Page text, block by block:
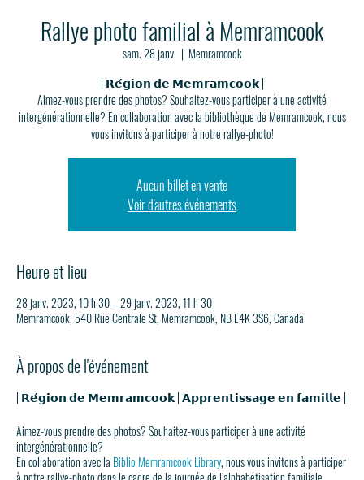
Rallye photo familial à Memramcook
sam. 28 janv.
  |
Memramcook
| 𝗥𝗲́𝗴𝗶𝗼𝗻 𝗱𝗲 𝗠𝗲𝗺𝗿𝗮𝗺𝗰𝗼𝗼𝗸 |
Aimez-vous prendre des photos? Souhaitez-vous participer à une activité
intergénérationnelle? En collaboration avec la bibliothèque de Memramcook, nous
vous invitons à participer à notre rallye-photo!
Aucun billet en vente
Voir d'autres événements
Heure et lieu
28 janv. 2023, 10 h 30 – 29 janv. 2023, 11 h 30
Memramcook, 540 Rue Centrale St, Memramcook, NB E4K 3S6, Canada
À propos de l'événement
| 𝗥𝗲́𝗴𝗶𝗼𝗻 𝗱𝗲 𝗠𝗲𝗺𝗿𝗮𝗺𝗰𝗼𝗼𝗸 | 𝗔𝗽𝗽𝗿𝗲𝗻𝘁𝗶𝘀𝘀𝗮𝗴𝗲 𝗲𝗻 𝗳𝗮𝗺𝗶𝗹𝗹𝗲 |
Aimez-vous prendre des photos? Souhaitez-vous participer à une activité
intergénérationnelle?
En collaboration avec la Biblio Memramcook Library, nous vous invitons à participer